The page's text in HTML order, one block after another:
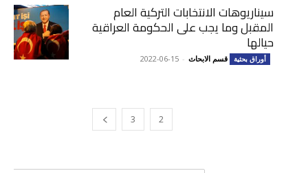
سيناريوهات الانتخابات التركية العام
المقبل وما يجب على الحكومة العراقية
حيالها
أوراق بحثية قسم الابحاث -
2022-06-15
2
3